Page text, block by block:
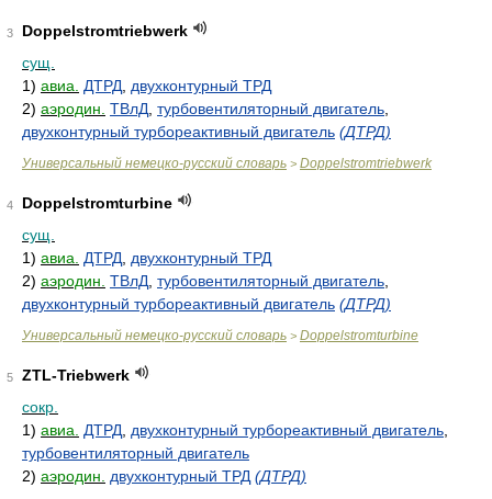
3
Doppelstromtriebwerk
сущ.
1) авиа. ДТРД двухконтурный ТРД
2) аэродин. ТВлД турбовентиляторный двигатель
двухконтурный турбореактивный двигатель (ДТРД)
Универсальный немецко-русский словарь > Doppelstromtriebwerk
4
Doppelstromturbine
сущ.
1) авиа. ДТРД двухконтурный ТРД
2) аэродин. ТВлД турбовентиляторный двигатель
двухконтурный турбореактивный двигатель (ДТРД)
Универсальный немецко-русский словарь > Doppelstromturbine
5
ZTL-Triebwerk
сокр.
1) авиа. ДТРД двухконтурный турбореактивный двигатель
турбовентиляторный двигатель
2) аэродин. двухконтурный ТРД (ДТРД)